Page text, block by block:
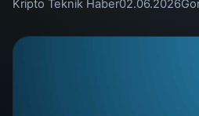
Kripto Teknik Haber02.06.2026